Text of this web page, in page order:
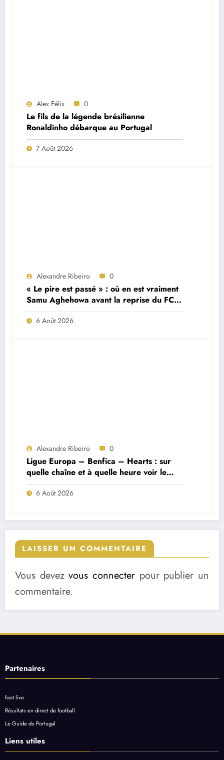
Alex Félix 0
Le fils de la légende brésilienne
Ronaldinho débarque au Portugal
7 Août 2026
Alexandre Ribeiro 0
« Le pire est passé » : où en est vraiment
Samu Aghehowa avant la reprise du FC
Porto ?
6 Août 2026
Alexandre Ribeiro 0
Ligue Europa – Benfica – Hearts : sur
quelle chaîne et à quelle heure voir le
match ?
6 Août 2026
LAISSER UN COMMENTAIRE
Vous devezvous connecter pour publier un
commentaire.
Partenaires
foot live
Résultats en direct de football
Le Guide du Portugal
Liens utiles